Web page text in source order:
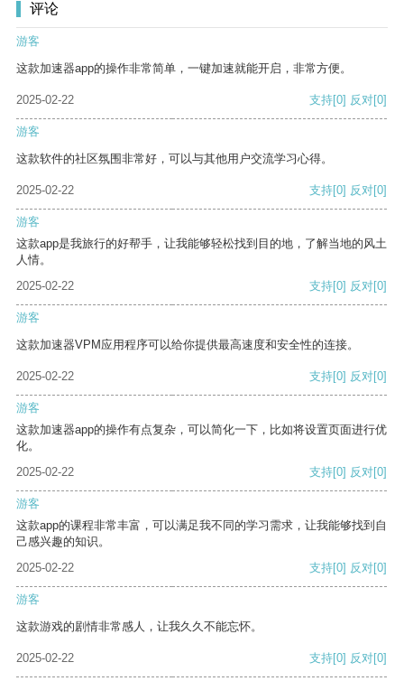
评论
游客
这款加速器app的操作非常简单，一键加速就能开启，非常方便。
2025-02-22 支持[0] 反对[0]
游客
这款软件的社区氛围非常好，可以与其他用户交流学习心得。
2025-02-22 支持[0] 反对[0]
游客
这款app是我旅行的好帮手，让我能够轻松找到目的地，了解当地的风土
人情。
2025-02-22
支持[0] 反对[0]
游客
这款加速器VPM应用程序可以给你提供最高速度和安全性的连接。
2025-02-22 支持[0] 反对[0]
游客
这款加速器app的操作有点复杂，可以简化一下，比如将设置页面进行优
化。
2025-02-22
支持[0] 反对[0]
游客
这款app的课程非常丰富，可以满足我不同的学习需求，让我能够找到自
己感兴趣的知识。
2025-02-22
支持[0] 反对[0]
游客
这款游戏的剧情非常感人，让我久久不能忘怀。
2025-02-22 支持[0] 反对[0]